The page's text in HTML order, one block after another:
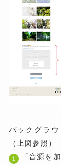
バックグラウ
（上図参照）
「音源を加